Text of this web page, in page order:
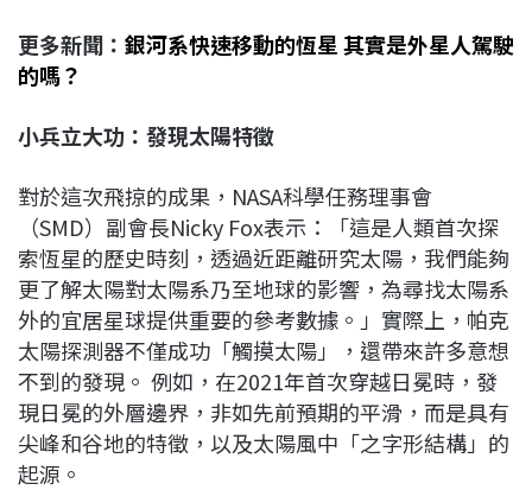
更多新聞： 銀河系快速移動的恆星 其實是外星人駕駛
的嗎？
小兵立大功：發現太陽特徵
對於這次飛掠的成果，NASA科學任務理事會
（SMD）副會長Nicky Fox表示：「這是人類首次探
索恆星的歷史時刻，透過近距離研究太陽，我們能夠
更了解太陽對太陽系乃至地球的影響，為尋找太陽系
外的宜居星球提供重要的參考數據。」實際上，帕克
太陽探測器不僅成功「觸摸太陽」，還帶來許多意想
不到的發現。 例如，在2021年首次穿越日冕時，發
現日冕的外層邊界，非如先前預期的平滑，而是具有
尖峰和谷地的特徵，以及太陽風中「之字形結構」的
起源。